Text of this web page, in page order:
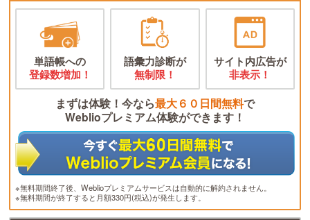
単語帳への
登録数増加！
語彙力診断が
無制限！
サイト内広告が
非表示！
まずは体験！今なら最大６０日間無料で
Weblioプレミアム体験ができます！
※無料期間終了後、Weblioプレミアムサービスは自動的に解約されません。
※無料期間が終了すると月額330円(税込)が発生します。